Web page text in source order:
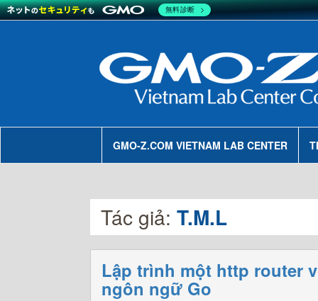
GMO-Z.COM VIETNAM LAB CENTER
Tác giả: T.M.L
Lập trình một http router
ngôn ngữ Go
無料診断